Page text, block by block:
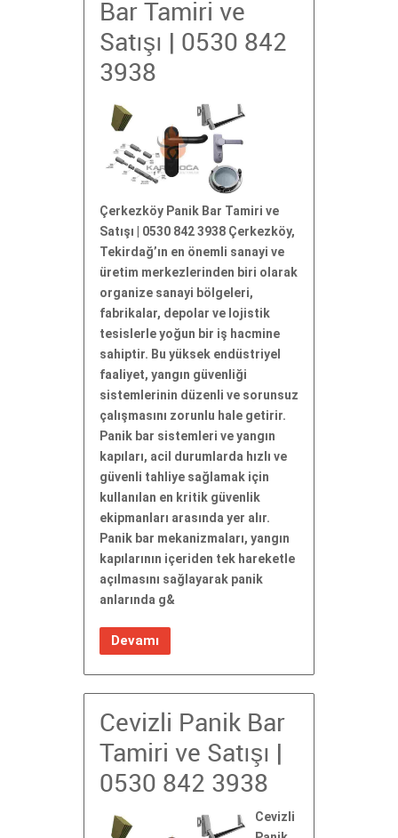
Bar Tamiri ve
Satışı | 0530 842
3938
Çerkezköy Panik Bar Tamiri ve
Satışı | 0530 842 3938 Çerkezköy,
Tekirdağ’ın en önemli sanayi ve
üretim merkezlerinden biri olarak
organize sanayi bölgeleri,
fabrikalar, depolar ve lojistik
tesislerle yoğun bir iş hacmine
sahiptir. Bu yüksek endüstriyel
faaliyet, yangın güvenliği
sistemlerinin düzenli ve sorunsuz
çalışmasını zorunlu hale getirir.
Panik bar sistemleri ve yangın
kapıları, acil durumlarda hızlı ve
güvenli tahliye sağlamak için
kullanılan en kritik güvenlik
ekipmanları arasında yer alır.
Panik bar mekanizmaları, yangın
kapılarının içeriden tek hareketle
açılmasını sağlayarak panik
anlarında g&
Devamı
Cevizli Panik Bar
Tamiri ve Satışı |
0530 842 3938
Cevizli